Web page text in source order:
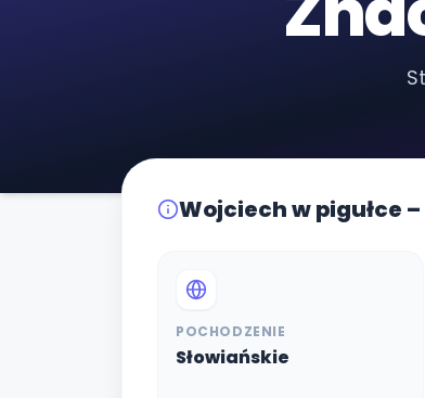
Wojciech w pigułce
POCHODZENIE
Słowiańskie